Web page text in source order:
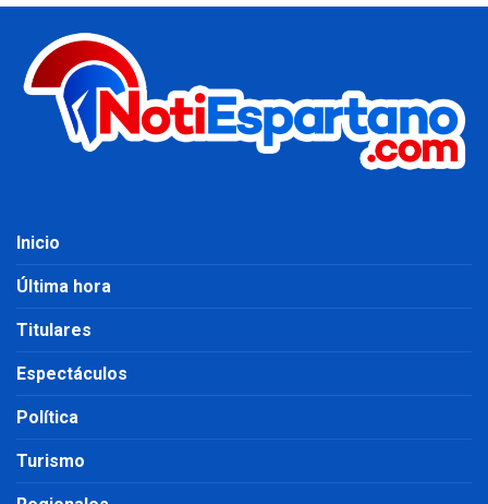
Inicio
Última hora
Titulares
Espectáculos
Política
Turismo